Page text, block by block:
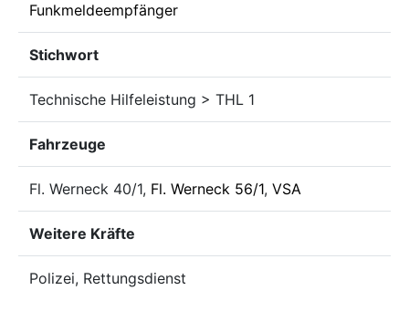
Funkmeldeempfänger
Stichwort
Technische Hilfeleistung > THL 1
Fahrzeuge
Fl. Werneck 40/1, Fl. Werneck 56/1, VSA
Weitere Kräfte
Polizei, Rettungsdienst